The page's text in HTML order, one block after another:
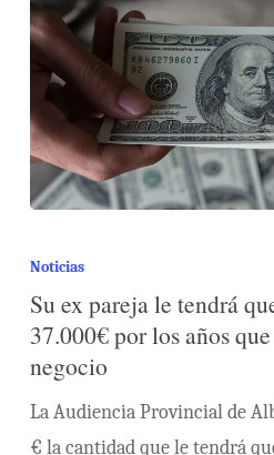
Noticias
Su ex pareja le tendrá
37.000€ por los años
negocio
La Audiencia Provincial de
€ la cantidad que le tendrá